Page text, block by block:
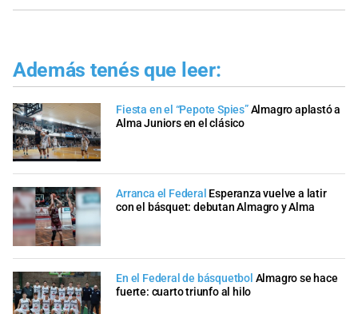
Además tenés que leer:
Fiesta en el “Pepote Spies”Almagro aplastó a
Alma Juniors en el clásico
Arranca el Federal Esperanza vuelve a latir
con el básquet: debutan Almagro y Alma
En el Federal de básquetbol Almagro se hace
fuerte: cuarto triunfo al hilo